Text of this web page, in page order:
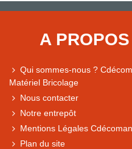
A
Qui sommes-nous ?
Matériel Bricolage
Nous contacter
Notre entrepôt
Mentions Légales
Plan du site